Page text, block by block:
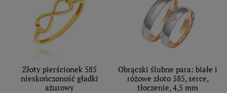
Złoty pierścionek 585
nieskończoność gładki
ażurowy
Obrączki ślubne para: białe i
różowe złoto 585, serce,
tłoczenie, 4,5 mm